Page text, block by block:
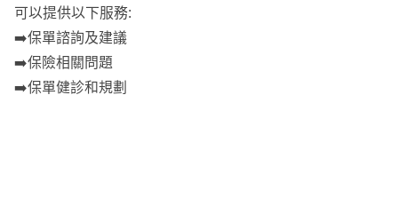
可以提供以下服務:
➡️保單諮詢及建議
➡️保險相關問題
➡️保單健診和規劃